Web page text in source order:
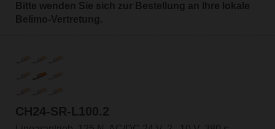
Bitte wenden Sie sich zur Bestellung an Ihre lokale
Belimo-Vertretung.
CH24-SR-L100.2